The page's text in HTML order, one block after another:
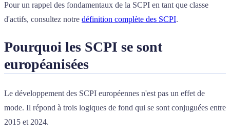
Pour un rappel des fondamentaux de la SCPI en tant que classe
d'actifs, consultez notre définition complète des SCPI.
Pourquoi les SCPI se sont
européanisées
Le développement des SCPI européennes n'est pas un effet de
mode. Il répond à trois logiques de fond qui se sont conjuguées entre
2015 et 2024.